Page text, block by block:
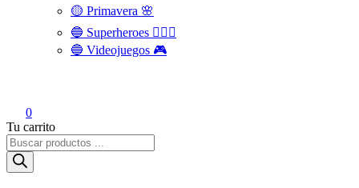
🟡 Primavera 🌸
🔵 Superheroes 🦸🏻‍♂️
🔵 Videojuegos 🎮
0
Tu carrito
Búsqueda
de
productos